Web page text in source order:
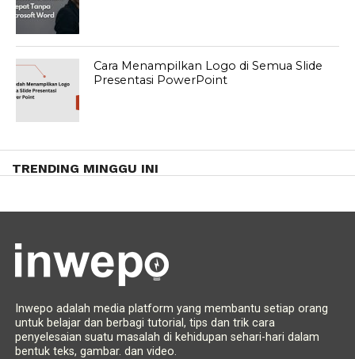
Cara Menampilkan Logo di Semua Slide
Presentasi PowerPoint
TRENDING MINGGU INI
Inwepo adalah media platform yang membantu setiap orang
untuk belajar dan berbagi tutorial, tips dan trik cara
penyelesaian suatu masalah di kehidupan sehari-hari dalam
bentuk teks, gambar. dan video.